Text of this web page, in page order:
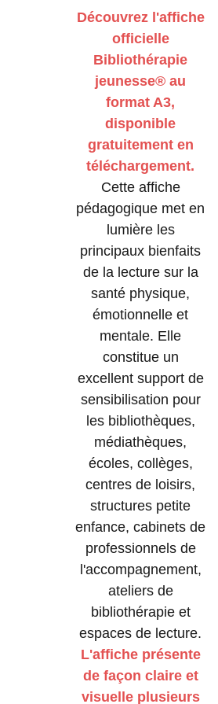
Découvrez l'affiche
officielle
Bibliothérapie
jeunesse® au
format A3,
disponible
gratuitement en
téléchargement.
Cette affiche
pédagogique met en
lumière les
principaux bienfaits
de la lecture sur la
santé physique,
émotionnelle et
mentale. Elle
constitue un
excellent support de
sensibilisation pour
les bibliothèques,
médiathèques,
écoles, collèges,
centres de loisirs,
structures petite
enfance, cabinets de
professionnels de
l'accompagnement,
ateliers de
bibliothérapie et
espaces de lecture.
L'affiche présente
de façon claire et
visuelle plusieurs